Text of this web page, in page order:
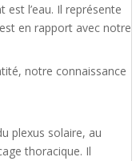
l’eau. Il représente
en rapport avec notre
notre connaissance
plexus solaire, au
thoracique. Il